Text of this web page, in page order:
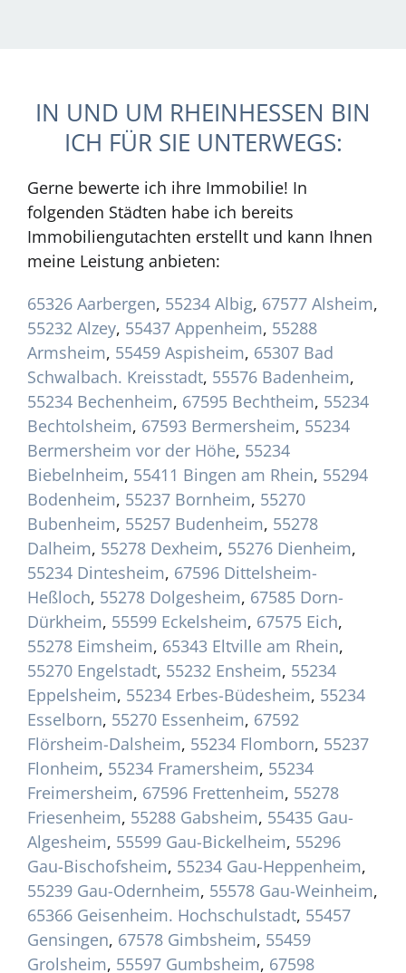
IN UND UM RHEINHESSEN BIN
ICH FÜR SIE UNTERWEGS:
Gerne bewerte ich ihre Immobilie! In
folgenden Städten habe ich bereits
Immobiliengutachten erstellt und kann Ihnen
meine Leistung anbieten:
65326 Aarbergen, 55234 Albig, 67577 Alsheim,
55232 Alzey, 55437 Appenheim, 55288
Armsheim, 55459 Aspisheim, 65307 Bad
Schwalbach. Kreisstadt, 55576 Badenheim,
55234 Bechenheim, 67595 Bechtheim, 55234
Bechtolsheim, 67593 Bermersheim, 55234
Bermersheim vor der Höhe, 55234
Biebelnheim, 55411 Bingen am Rhein, 55294
Bodenheim, 55237 Bornheim, 55270
Bubenheim, 55257 Budenheim, 55278
Dalheim, 55278 Dexheim, 55276 Dienheim,
55234 Dintesheim, 67596 Dittelsheim-
Heßloch, 55278 Dolgesheim, 67585 Dorn-
Dürkheim, 55599 Eckelsheim, 67575 Eich,
55278 Eimsheim, 65343 Eltville am Rhein,
55270 Engelstadt, 55232 Ensheim, 55234
Eppelsheim, 55234 Erbes-Büdesheim, 55234
Esselborn, 55270 Essenheim, 67592
Flörsheim-Dalsheim, 55234 Flomborn, 55237
Flonheim, 55234 Framersheim, 55234
Freimersheim, 67596 Frettenheim, 55278
Friesenheim, 55288 Gabsheim, 55435 Gau-
Algesheim, 55599 Gau-Bickelheim, 55296
Gau-Bischofsheim, 55234 Gau-Heppenheim,
55239 Gau-Odernheim, 55578 Gau-Weinheim,
65366 Geisenheim. Hochschulstadt, 55457
Gensingen, 67578 Gimbsheim, 55459
Grolsheim, 55597 Gumbsheim, 67598